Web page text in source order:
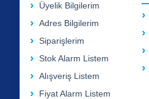
Üyelik Bilgilerim
Adres Bilgilerim
Siparişlerim
Stok Alarm Listem
Alışveriş Listem
Fiyat Alarm Listem